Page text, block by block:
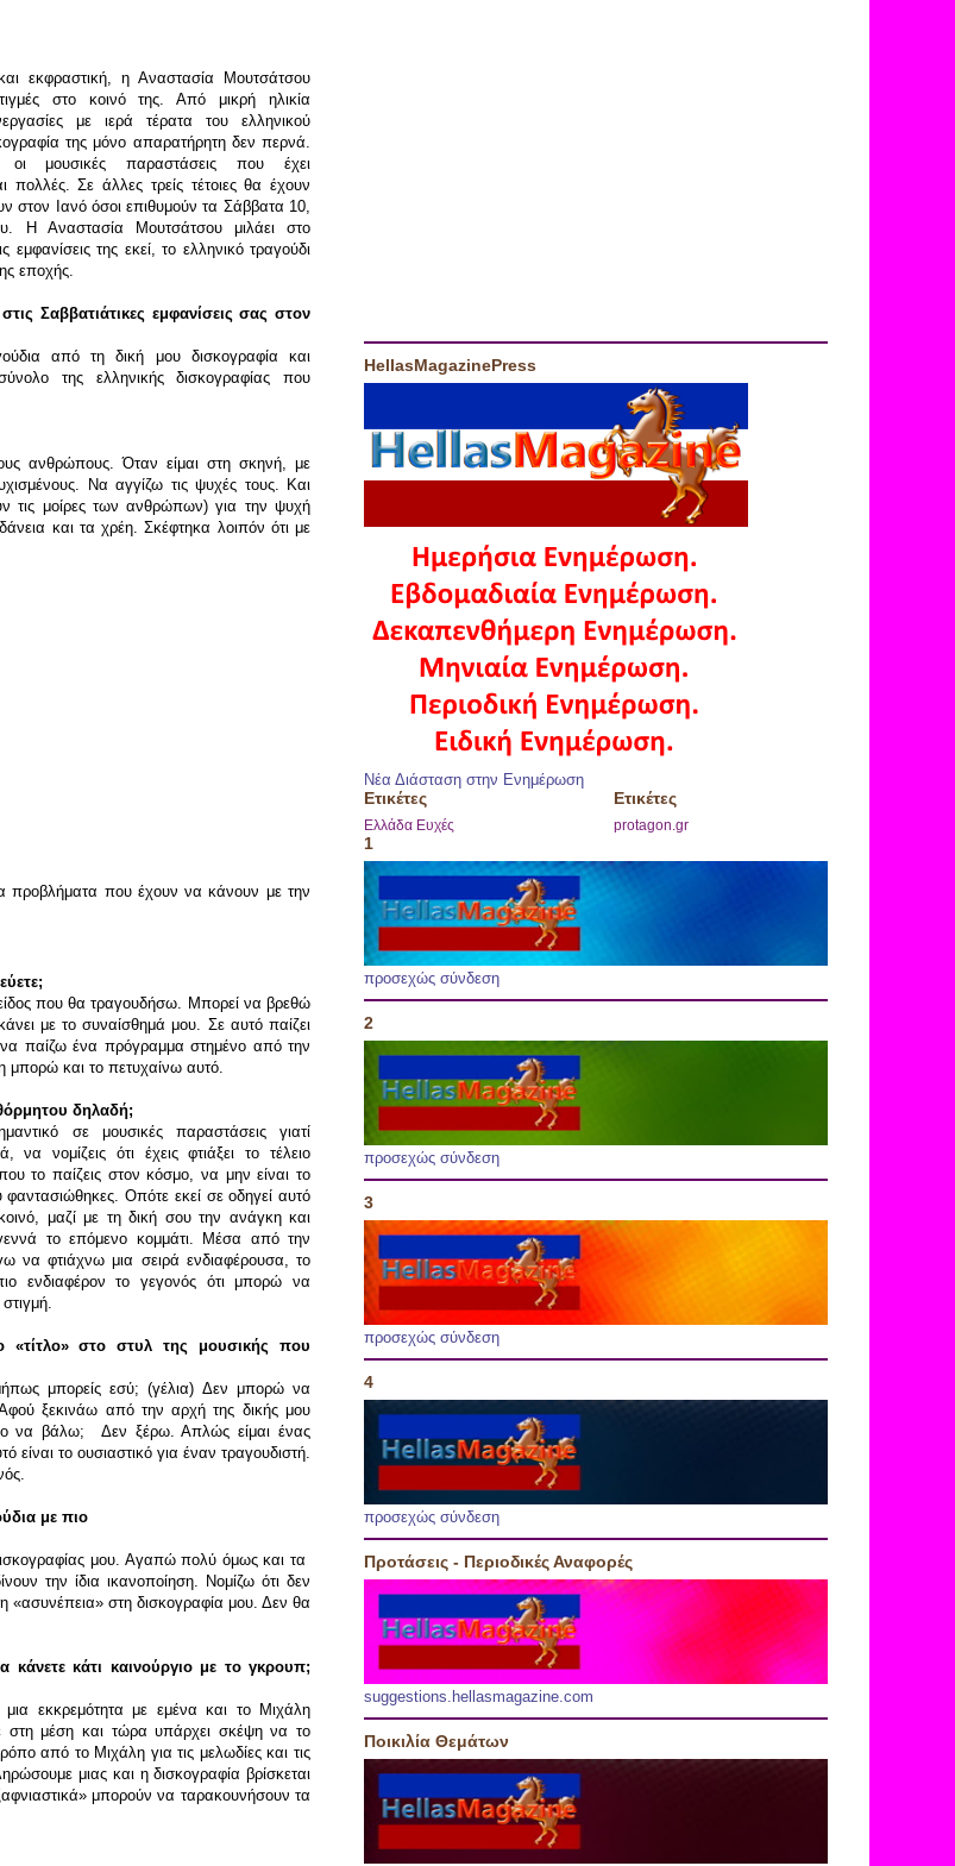
εκφραστική, η Αναστασία Μουτσάτσου
στο κοινό της. Από μικρή ηλικία
με ιερά τέρατα του ελληνικού
της μόνο απαρατήρητη δεν περνά.
μουσικές παραστάσεις που έχει
πολλές. Σε άλλες τρείς τέτοιες θα έχουν
στον Ιανό όσοι επιθυμούν τα Σάββατα 10,
Η Αναστασία Μουτσάτσου μιλάει στο
εμφανίσεις της εκεί, το ελληνικό τραγούδι
εποχής.
Σαββατιάτικες εμφανίσεις σας στον
από τη δική μου δισκογραφία και
της ελληνικής δισκογραφίας που
ανθρώπους. Όταν είμαι στη σκηνή, με
Να αγγίζω τις ψυχές τους. Και
τις μοίρες των ανθρώπων) για την ψυχή
και τα χρέη. Σκέφτηκα λοιπόν ότι με
προβλήματα που έχουν να κάνουν με την
που θα τραγουδήσω. Μπορεί να βρεθώ
με το συναίσθημά μου. Σε αυτό παίζει
παίζω ένα πρόγραμμα στημένο από την
μπορώ και το πετυχαίνω αυτό.
δηλαδή;
σε μουσικές παραστάσεις γιατί
να νομίζεις ότι έχεις φτιάξει το τέλειο
το παίζεις στον κόσμο, να μην είναι το
Οπότε εκεί σε οδηγεί αυτό
μαζί με τη δική σου την ανάγκη και
το επόμενο κομμάτι. Μέσα από την
να φτιάχνω μια σειρά ενδιαφέρουσα, το
ενδιαφέρον το γεγονός ότι μπορώ να
«τίτλο» στο στυλ της μουσικής που
μπορείς εσύ; (γέλια) Δεν μπορώ να
ξεκινάω από την αρχή της δικής μου
να βάλω; Δεν ξέρω. Απλώς είμαι ένας
το ουσιαστικό για έναν τραγουδιστή.
με πιο
μου. Αγαπώ πολύ όμως και τα
την ίδια ικανοποίηση. Νομίζω ότι δεν
«ασυνέπεια» στη δισκογραφία μου. Δεν θα
κάνετε κάτι καινούργιο με το γκρουπ;
εκκρεμότητα με εμένα και το Μιχάλη
στη μέση και τώρα υπάρχει σκέψη να το
από το Μιχάλη για τις μελωδίες και τις
μιας και η δισκογραφία βρίσκεται
μπορούν να ταρακουνήσουν τα
HellasMagazinePress
Νέα Διάσταση στην Ενημέρωση
Ετικέτες
Ελλάδα Ευχές
Ετικέτες
protagon.gr
1
προσεχώς σύνδεση
2
προσεχώς σύνδεση
3
προσεχώς σύνδεση
4
προσεχώς σύνδεση
Προτάσεις - Περιοδικές Αναφορές
suggestions.hellasmagazine.com
Ποικιλία Θεμάτων